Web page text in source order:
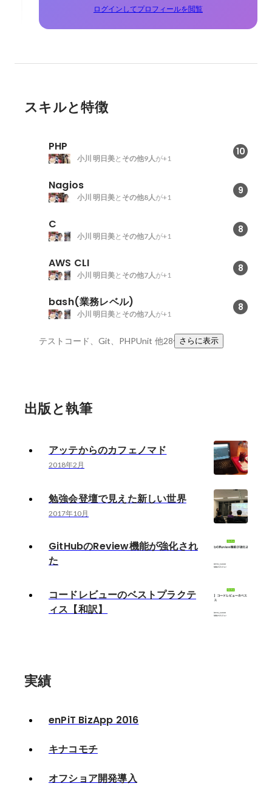
ログインしてプロフィールを閲覧
スキルと特徴
PHP 10
小川 明日美と その他9人 が+1
Nagios 9
小川 明日美と その他8人 が+1
C 8
小川 明日美と その他7人 が+1
AWS CLI 8
小川 明日美と その他7人 が+1
bash(業務レベル) 8
小川 明日美と その他7人 が+1
テストコード、Git、PHPUnit 他28件さらに表示
出版と執筆
アッテからのカフェノマド
2018年2月
勉強会登壇で見えた新しい世界
2017年10月
GitHubのReview機能が強化され
た
コードレビューのベストプラクテ
ィス【和訳】
実績
enPiT BizApp 2016
キナコモチ
オフショア開発導入